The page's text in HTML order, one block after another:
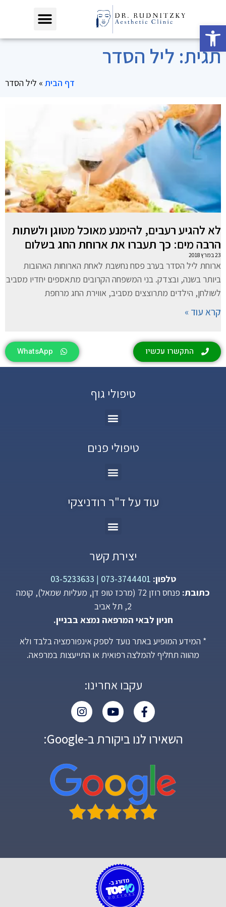
פתח סרגל נגישות
תגית: ליל הסדר
דף הבית » ליל הסדר
לא להגיע רעבים, להימנע מאוכל מטוגן ולשתות
הרבה מים: כך תעברו את ארוחת החג בשלום
23 במרץ 2018
ארוחת ליל הסדר בערב פסח נחשבת לאחת הארוחות האהובות
ביותר בשנה, ובצדק. בני המשפחה הקרובים מתאספים יחדיו מסביב
לשולחן, הילדים מתרוצצים מסביב, אווירת החג מרחפת
קרא עוד »
התקשרו עכשיו WhatsApp
טיפולי גוף
טיפולי פנים
עוד על ד"ר רודניצקי
יצירת קשר
טלפון: 073-3744401
|
03-5233633
כתובת:
פנחס רוזן 72 (מרכז טופ דן, מעליות שמאל), קומה
2, תל אביב
חניון לבאי המרפאה נמצא בבניין.
* המידע המופיע באתר נועד לספק אינפורמציה בלבד ולא
מהווה תחליף להמלצה רפואית או התייעצות במרפאה.
עקבו אחרינו:
השאירו לנו ביקורת ב-Google: